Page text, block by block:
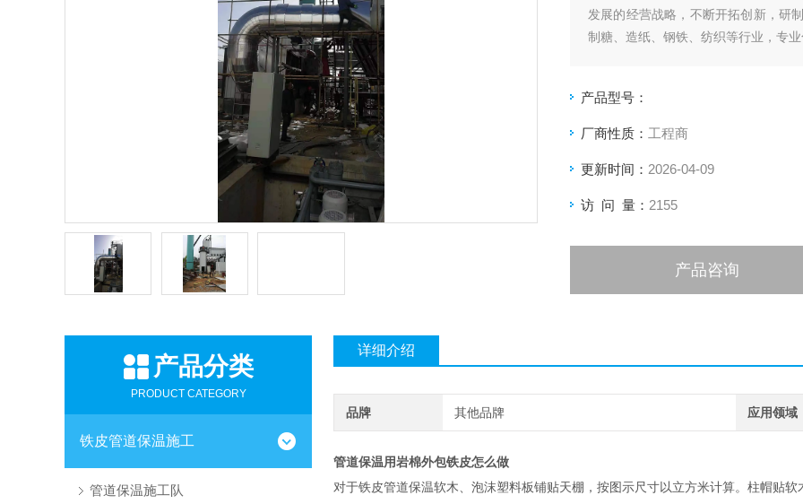
发展的经营战略，不断开拓创新，研
制糖、造纸、钢铁、纺织等行业，专
产品型号：
厂商性质： 工程商
更新时间： 2026-04-09
访 问 量： 2155
产品咨询
产品分类
PRODUCT CATEGORY
铁皮管道保温施工
管道保温施工队
详细介绍
品牌 其他品牌 应用领域
管道保温用岩棉外包铁皮怎么做
对于铁皮管道保温软木、泡沫塑料板铺贴天棚，按图示尺寸以立方米计算。柱帽贴